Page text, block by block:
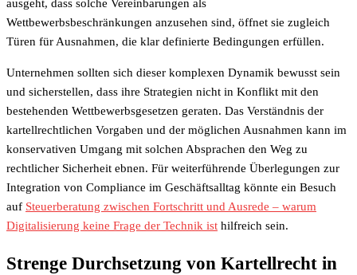
ausgeht, dass solche Vereinbarungen als
Wettbewerbsbeschränkungen anzusehen sind, öffnet sie zugleich
Türen für Ausnahmen, die klar definierte Bedingungen erfüllen.
Unternehmen sollten sich dieser komplexen Dynamik bewusst sein
und sicherstellen, dass ihre Strategien nicht in Konflikt mit den
bestehenden Wettbewerbsgesetzen geraten. Das Verständnis der
kartellrechtlichen Vorgaben und der möglichen Ausnahmen kann im
konservativen Umgang mit solchen Absprachen den Weg zu
rechtlicher Sicherheit ebnen. Für weiterführende Überlegungen zur
Integration von Compliance im Geschäftsalltag könnte ein Besuch
auf Steuerberatung zwischen Fortschritt und Ausrede – warum
Digitalisierung keine Frage der Technik ist hilfreich sein.
Strenge Durchsetzung von Kartellrecht in